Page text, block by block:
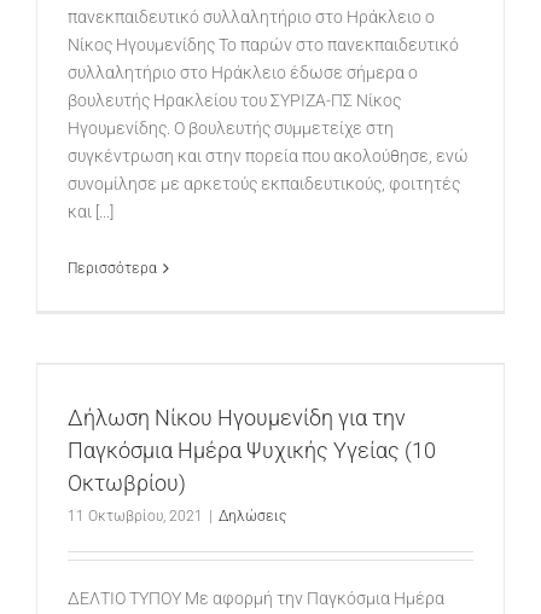
πανεκπαιδευτικό συλλαλητήριο στο Ηράκλειο ο
Νίκος Ηγουμενίδης Το παρών στο πανεκπαιδευτικό
συλλαλητήριο στο Ηράκλειο έδωσε σήμερα ο
βουλευτής Ηρακλείου του ΣΥΡΙΖΑ-ΠΣ Νίκος
Ηγουμενίδης. Ο βουλευτής συμμετείχε στη
συγκέντρωση και στην πορεία που ακολούθησε, ενώ
συνομίλησε με αρκετούς εκπαιδευτικούς, φοιτητές
και [...]
Περισσότερα
Δήλωση Νίκου Ηγουμενίδη για την
Παγκόσμια Ημέρα Ψυχικής Υγείας (10
Οκτωβρίου)
11 Οκτωβρίου, 2021 | Δηλώσεις
ΔΕΛΤΙΟ ΤΥΠΟΥ Με αφορμή την Παγκόσμια Ημέρα